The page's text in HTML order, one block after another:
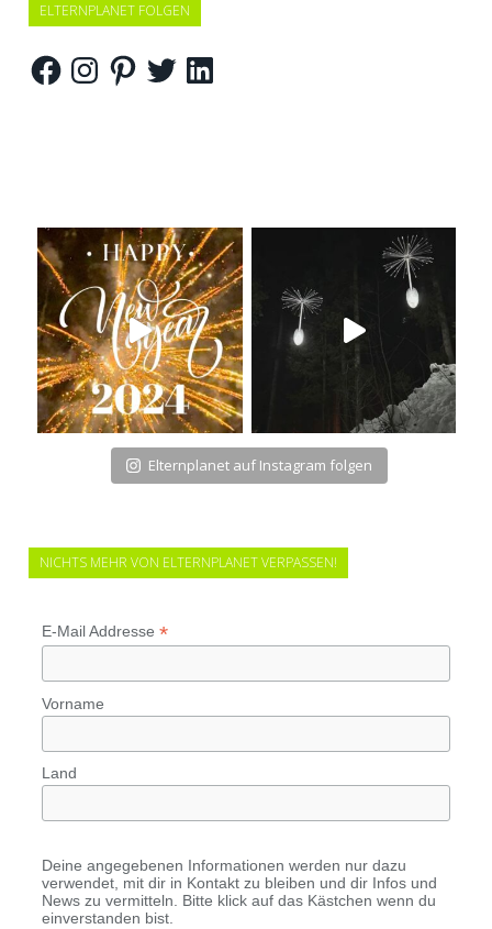
ELTERNPLANET FOLGEN
FacebookInstagramPinterestTwitterLinkedIn
Elternplanet auf Instagram folgen
NICHTS MEHR VON ELTERNPLANET VERPASSEN!
E-Mail Addresse *
Vorname
Land
Deine angegebenen Informationen werden nur dazu
verwendet, mit dir in Kontakt zu bleiben und dir Infos und
News zu vermitteln. Bitte klick auf das Kästchen wenn du
einverstanden bist.